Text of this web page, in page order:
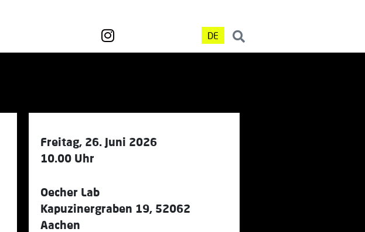
DE
Freitag, 26. Juni 2026
10.00 Uhr
Oecher Lab
Kapuzinergraben 19, 52062
Aachen